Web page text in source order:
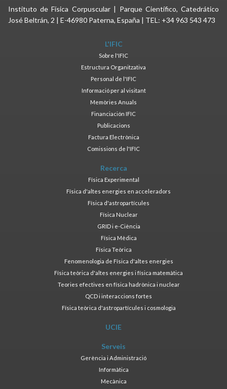
Instituto de Física Corpuscular | Parque Científico, Catedrático
José Beltrán, 2 | E-46980 Paterna, España | TEL: +34 963 543 473
L'IFIC
Sobre l'IFIC
Estructura Organitzativa
Personal de l'IFIC
Informació per al visitant
Memòries Anuals
Financiación IFIC
Publicacions
Factura Electrònica
Comissions de l'IFIC
Recerca
Física Experimental
Física d'altes energies en acceleradors
Física d'astropartícules
Física Nuclear
GRID i e-Ciència
Física Mèdica
Física Teòrica
Fenomenologia de Física d'altes energies
Física teòrica d'altes energies i física matemàtica
Teories efectives en física hadrònica i nuclear
QCD i interaccions fortes
Física teòrica d'astropartícules i cosmologia
UCIE
Serveis
Gerència i Administració
Informàtica
Mecànica